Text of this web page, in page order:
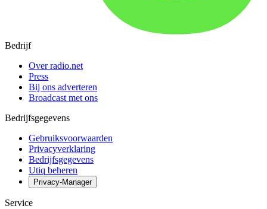
Bedrijf
Over radio.net
Press
Bij ons adverteren
Broadcast met ons
Bedrijfsgegevens
Gebruiksvoorwaarden
Privacyverklaring
Bedrijfsgegevens
Utiq beheren
Privacy-Manager
Service